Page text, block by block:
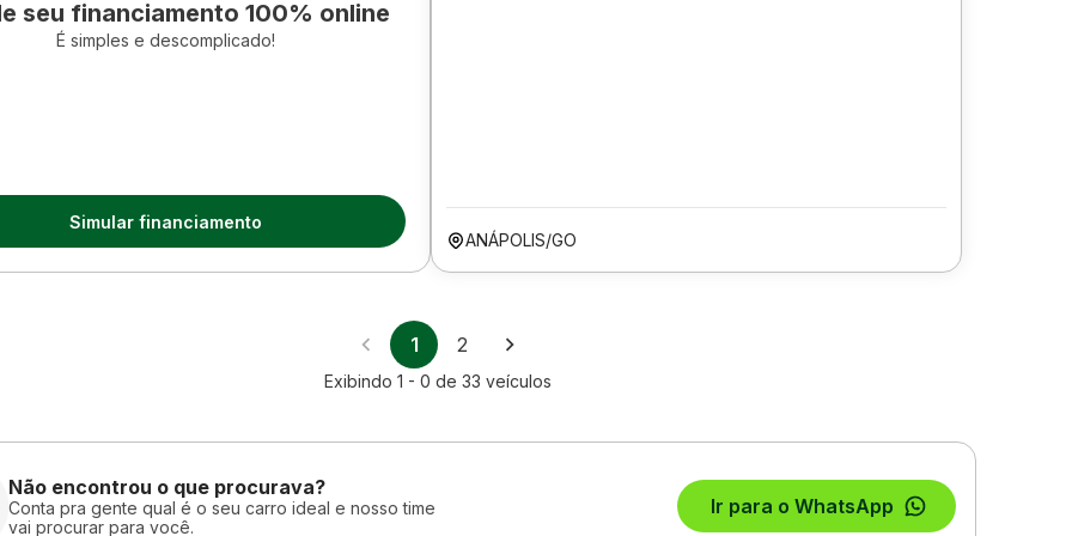
seu financiamento 100% online
É simples e descomplicado!
Simular financiamento
ANÁPOLIS/GO
1 2
Exibindo 1 - 0 de 33 veículos
Não encontrou o que procurava?
Conta pra gente qual é o seu carro ideal e nosso time
vai procurar para você.
Ir para o WhatsApp